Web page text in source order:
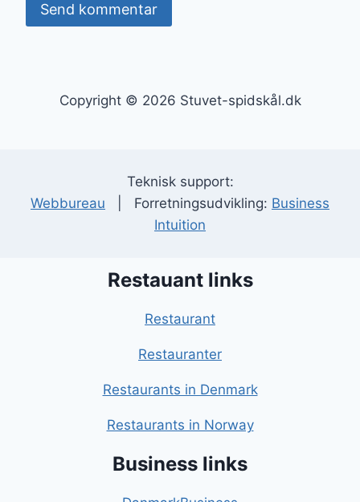
Copyright © 2026 Stuvet-spidskål.dk
Teknisk support:
Webbureau | Forretningsudvikling: Business
Intuition
Restauant links
Restaurant
Restauranter
Restaurants in Denmark
Restaurants in Norway
Business links